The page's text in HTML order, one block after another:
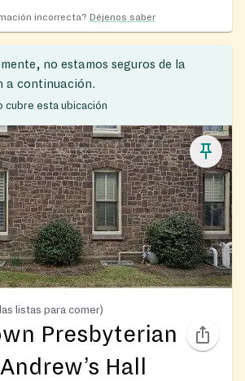
incorrecta? Déjenos saber
no estamos seguros de la
a continuación.
cubre esta ubicación
listas para comer)
Presbyterian
Hall